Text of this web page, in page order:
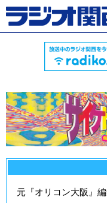
元『オリコン大阪』